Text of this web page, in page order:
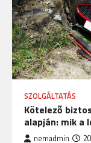
SZOLGÁLTATÁS
Kötelező
alapján: mik a
nemadmin